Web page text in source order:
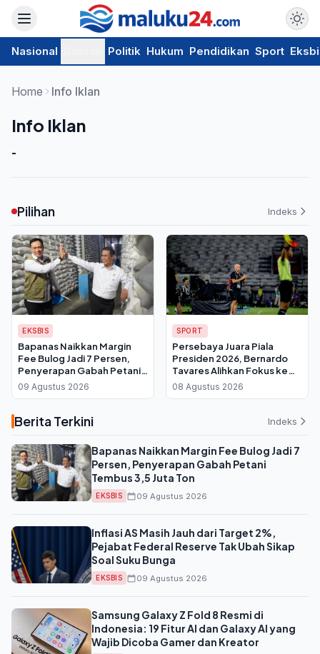
Nasional Politik Hukum Pendidikan Sport
Home Info Iklan
Info Iklan
-
Pilihan Indeks
EKSBIS
Bapanas Naikkan Margin
Fee Bulog Jadi 7 Persen,
Penyerapan Gabah Petani
Tembus 3,5 Juta Ton
09 Agustus 2026
SPORT
Persebaya Juara Piala
Presiden 2026, Bernardo
Tavares Alihkan Fokus ke
Super League dan Uji Coba
Lawan Penang FC
08 Agustus 2026
Berita Terkini Indeks
Bapanas Naikkan Margin Fee Bulog Jadi 7
Persen, Penyerapan Gabah Petani
Tembus 3,5 Juta Ton
EKSBIS 09 Agustus 2026
Inflasi AS Masih Jauh dari Target 2%,
Pejabat Federal Reserve Tak Ubah Sikap
Soal Suku Bunga
EKSBIS 09 Agustus 2026
Samsung Galaxy Z Fold 8 Resmi di
Indonesia: 19 Fitur AI dan Galaxy AI yang
Wajib Dicoba Gamer dan Kreator